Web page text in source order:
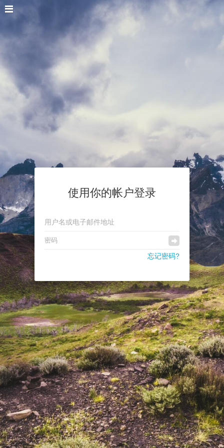
使用你的帐户登录
忘记密码?